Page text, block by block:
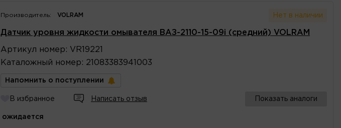
Производитель: VOLRAM Нет в наличии
Датчик уровня жидкости омывателя ВАЗ-2110-15-09i (средний) VOLRAM
Артикул номер : VR19221
Каталожный номер : 21083383941003
Напомнить о поступлении
В избранное Написать отзыв Показать аналоги
ожидается